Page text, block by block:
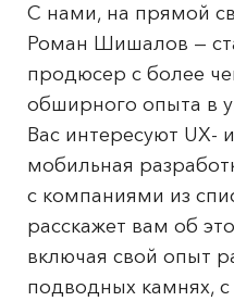
С нами, на прямой
Роман Шишалов —
продюсер с более
обширного опыта в
Вас интересуют UX-
мобильная
с компаниями из
расскажет вам об
включая свой опыт
подводных камнях,